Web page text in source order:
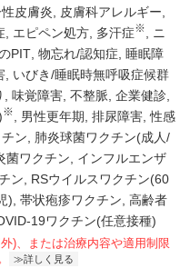
皮膚炎
皮膚科アレルギー
エピペン処方 多汗症※
ニ
PIT 物忘れ/認知症
睡眠障
いびき/睡眠時無呼吸症候群
味覚障害 不整脈 企業健診
※ 男性更年期 排尿障害 性感
ン
肺炎球菌ワクチン(成人/
菌ワクチン
インフルエンザ
ン
RSウイルスワクチン(60
) 帯状疱疹ワクチン 高齢者
19ワクチン(任意接種)
)、または治療内容や適用制限
詳しく見る